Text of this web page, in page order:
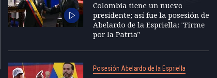
Colombia tiene un nuevo
presidente; así fue la posesión de
Abelardo de la Espriella: "Firme
por la Patria"
Posesión Abelardo de la Espriella